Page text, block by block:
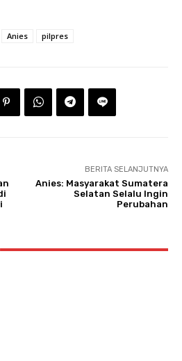
Anies pilpres
BERITA SELANJUTNYA
Anies: Masyarakat Sumatera
Selatan Selalu Ingin
Perubahan